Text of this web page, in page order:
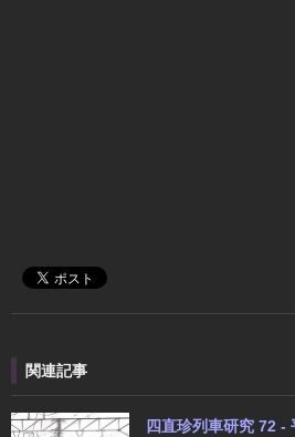
関連記事
四直珍列車研究 72 -